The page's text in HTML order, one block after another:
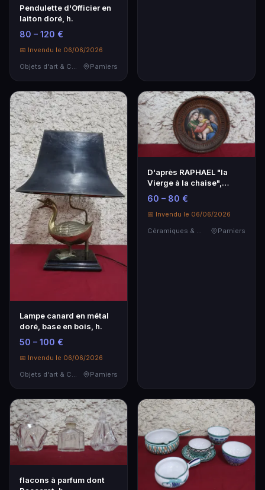
Pendulette d'Officier en
laiton doré, h.
80 – 120 €
📅 Invendu le 06/06/2026
Pamiers
Lampe canard en métal
doré, base en bois, h.
50 – 100 €
📅 Invendu le 06/06/2026
Objets d'art & Curiosités
Pamiers
D'après RAPHAEL "la
Vierge à la chaise",
porcelaine peinte e…
60 – 80 €
📅 Invendu le 06/06/2026
Céramiques & Porcelaine
Pamiers
flacons à parfum dont